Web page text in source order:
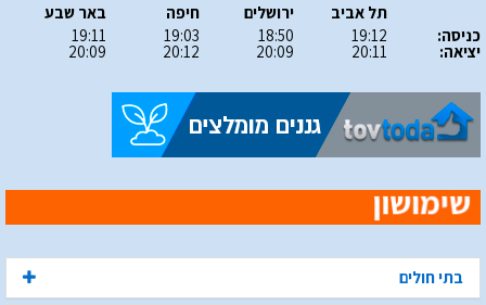
כניסה:
יציאה:
תל אביב
19:12
20:11
ירושלים
18:50
20:09
חיפה
19:03
20:12
באר שבע
19:11
20:09
בתי חולים